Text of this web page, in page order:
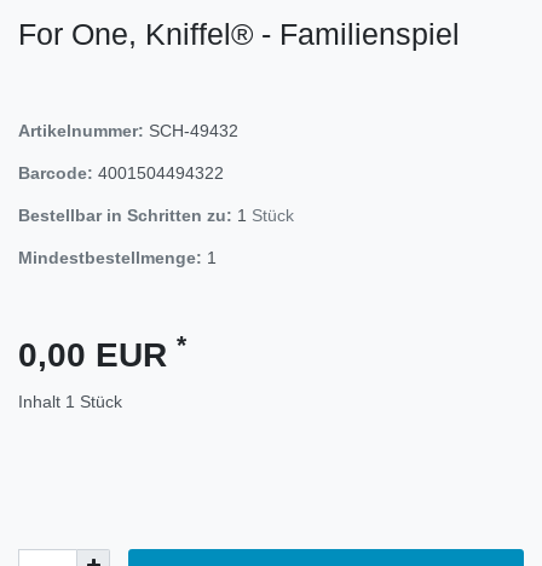
For One, Kniffel® - Familienspiel
Artikelnummer: SCH-49432
Barcode: 4001504494322
Bestellbar in Schritten zu: 1 Stück
Mindestbestellmenge: 1
0,00 EUR *
Inhalt 1 Stück